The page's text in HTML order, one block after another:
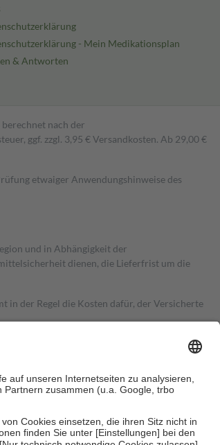
- Mein Medikationsplan
& Antworten
nach der
ggf. zzgl. 3,95 € Versandkosten. Ab 29,00 €
etwaiger Anwendungshinweise des
und in Abhängigkeit der
dienen, die Lieferfrist um die
in der Regel die Kosten dafür, der Versicherte